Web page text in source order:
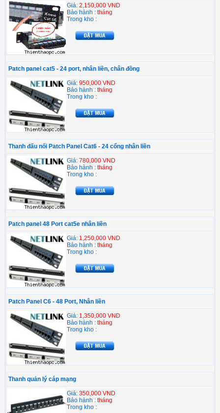
Giá: 2,150,000 VND
Bảo hành : tháng
Trong kho :
Patch panel cat5 - 24 port, nhân liền, chân đồng
Giá: 950,000 VND
Bảo hành : tháng
Trong kho :
Thanh đấu nối Patch Panel Cat6 - 24 cổng nhân liền
Giá: 780,000 VND
Bảo hành : tháng
Trong kho :
Patch panel 48 Port cat5e nhân liền
Giá: 1,250,000 VND
Bảo hành : tháng
Trong kho :
Patch Panel C6 - 48 Port, Nhân liền
Giá: 1,350,000 VND
Bảo hành : tháng
Trong kho :
Thanh quản lý cáp mạng
Giá: 350,000 VND
Bảo hành : tháng
Trong kho :